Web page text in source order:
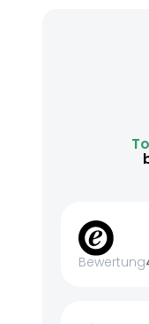
Bewertung